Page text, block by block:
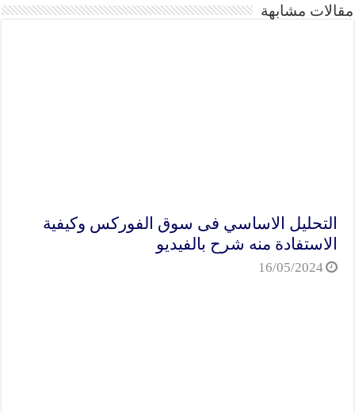
مقالات مشابهة
التحليل الاساسي فى سوق الفوركس وكيفية
الاستفادة منه شرح بالفيديو
16/05/2024